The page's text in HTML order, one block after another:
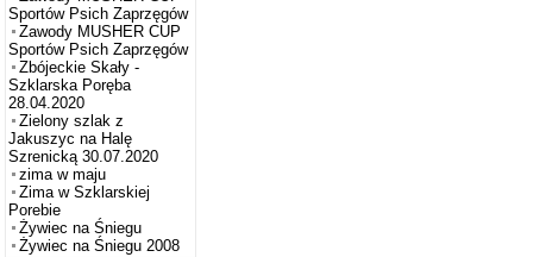
Sportów Psich Zaprzęgów
Zawody MUSHER CUP
Sportów Psich Zaprzęgów
Zbójeckie Skały -
Szklarska Poręba
28.04.2020
Zielony szlak z
Jakuszyc na Halę
Szrenicką 30.07.2020
zima w maju
Zima w Szklarskiej
Porebie
Żywiec na Śniegu
Żywiec na Śniegu 2008